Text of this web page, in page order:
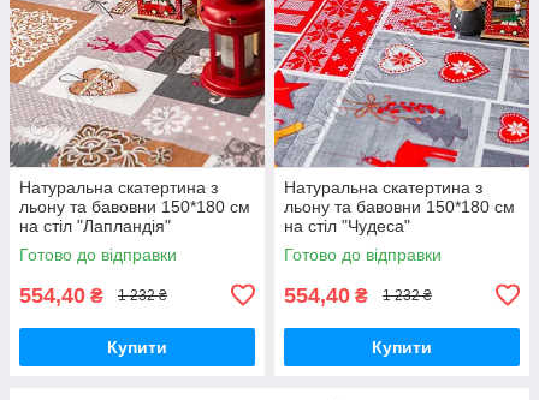
Натуральна скатертина з
льону та бавовни 150*180 см
на стіл "Лапландія"
Готово до відправки
554,40 ₴ 1 232 ₴
Купити
Натуральна скатертина з
льону та бавовни 150*180 см
на стіл "Чудеса"
Готово до відправки
554,40 ₴ 1 232 ₴
Купити